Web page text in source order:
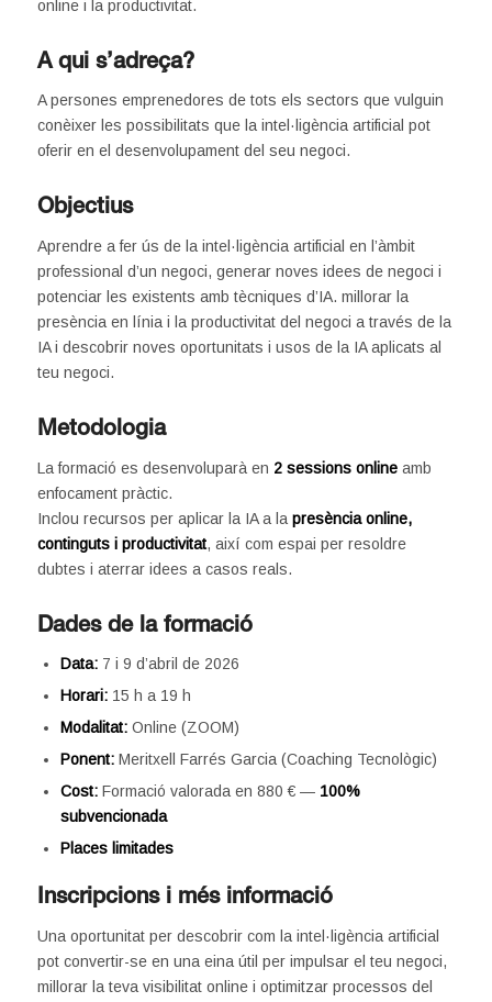
online i la productivitat.
A qui s’adreça?
A persones emprenedores de tots els sectors que vulguin
conèixer les possibilitats que la intel·ligència artificial pot
oferir en el desenvolupament del seu negoci.
Objectius
Aprendre a fer ús de la intel·ligència artificial en l’àmbit
professional d’un negoci, generar noves idees de negoci i
potenciar les existents amb tècniques d’IA. millorar la
presència en línia i la productivitat del negoci a través de la
IA i descobrir noves oportunitats i usos de la IA aplicats al
teu negoci.
Metodologia
La formació es desenvoluparà en 2 sessions onlineamb
enfocament pràctic.
Inclou recursos per aplicar la IA a la presència online,
continguts i productivitat, així com espai per resoldre
dubtes i aterrar idees a casos reals.
Dades de la formació
Data: 7 i 9 d’abril de 2026
Horari:15 h a 19 h
Modalitat:Online (ZOOM)
Ponent:Meritxell Farrés Garcia (Coaching Tecnològic)
Cost:Formació valorada en 880 € — 100%
subvencionada
Places limitades
Inscripcions i més informació
Una oportunitat per descobrir com la intel·ligència artificial
pot convertir-se en una eina útil per impulsar el teu negoci,
millorar la teva visibilitat online i optimitzar processos del